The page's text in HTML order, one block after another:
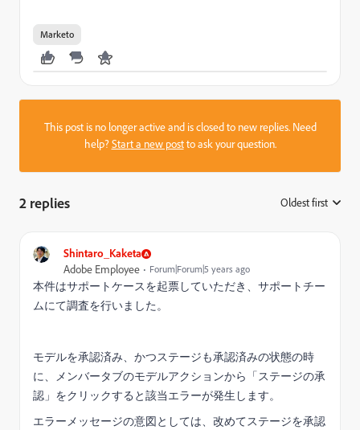
Marketo
This post is no longer active and is closed to new replies. Need
help?Start a new postto ask your question.
2 replies Oldest first
Shintaro_Kaketa
Adobe Employee Forum|Forum|5 years ago
本件はサポートケースを起票していただき、サポートチー
ムにて調査を行いました。
モデルを承認済み、かつステージも承認済みの状態の時
に、メンバータブのモデルアクションから「ステージの承
認」をクリックすると該当エラーが発生します。
エラーメッセージの意図としては、改めてステージを承認